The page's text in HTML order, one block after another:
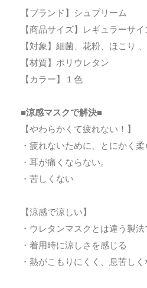
【ブランド】シュプリーム
【商品サイズ】レギュラーサイ
【対象】細菌、花粉、ほこり
【材質】ポリウレタン
【カラー】１色
■涼感マスクで解決■
【やわらかくて疲れない！】
・疲れないために、とにかく
・耳が痛くならない。
・苦しくない
【涼感で涼しい】
・ウレタンマスクとは違う製
・着用時に涼しさを感じる
・熱がこもりにくく、息苦しく